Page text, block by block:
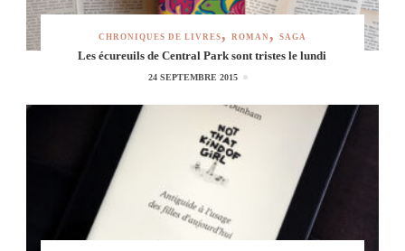
CHRONIQUES DE LIVRES ROMAN SAGA
Les écureuils de Central Park sont tristes le lundi
24 SEPTEMBRE 2015